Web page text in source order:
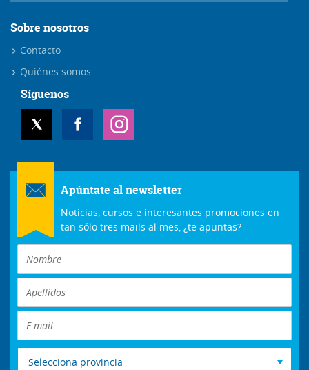
Sobre nosotros
Contacto
Quiénes somos
Síguenos
Apúntate al newsletter
Noticias, cursos e interesantes promociones en
tan sólo tres mails al mes, ¿te apuntas?
Selecciona provincia